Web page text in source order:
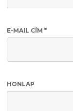
E-MAIL CÍM *
HONLAP